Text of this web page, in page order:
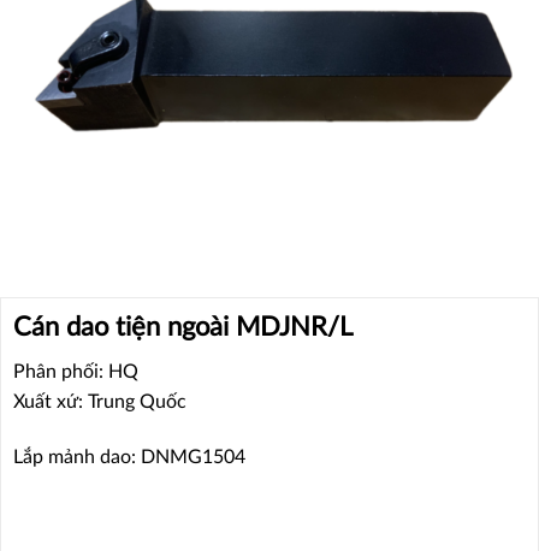
Cán dao tiện ngoài MDJNR/L
Phân phối: HQ
Xuất xứ: Trung Quốc
Lắp mảnh dao: DNMG1504